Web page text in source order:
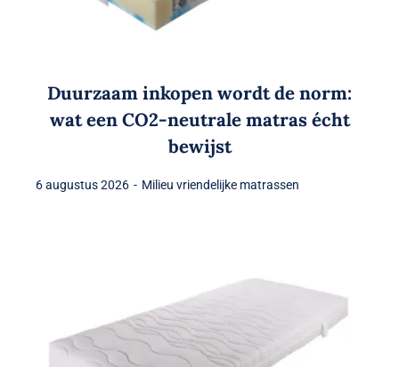
Duurzaam inkopen wordt de norm:
wat een CO2-neutrale matras écht
bewijst
6 augustus 2026 - Milieu vriendelijke matrassen